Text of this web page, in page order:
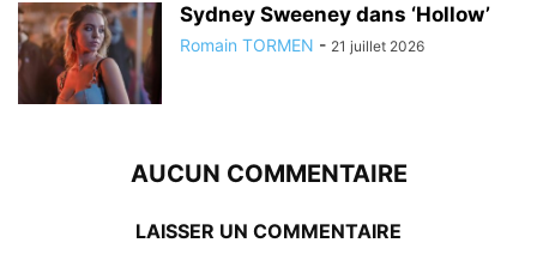
Sydney Sweeney dans ‘Hollow’
Romain TORMEN - 21 juillet 2026
AUCUN COMMENTAIRE
LAISSER UN COMMENTAIRE